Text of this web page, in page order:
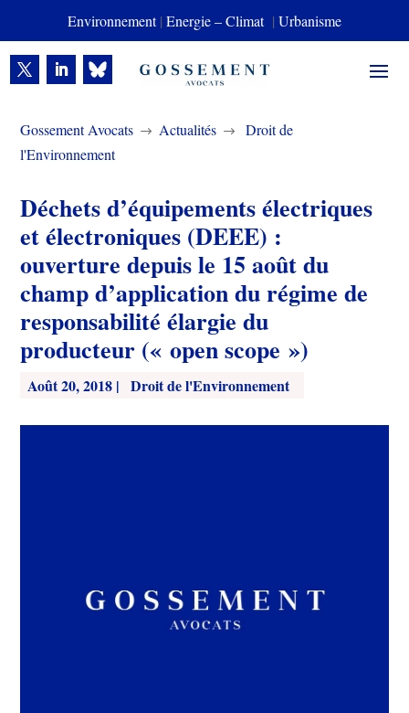
Environnement| Energie – Climat | Urbanisme
Gossement Avocats $ Actualités $
Droit de
l'Environnement
Déchets d’équipements électriques
et électroniques (DEEE) :
ouverture depuis le 15 août du
champ d’application du régime de
responsabilité élargie du
producteur (« open scope »)
Août 20, 2018 | Droit de l'Environnement